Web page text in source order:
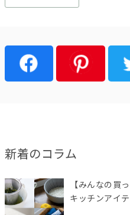
新着のコラム
【みんなの買
キッチンアイ